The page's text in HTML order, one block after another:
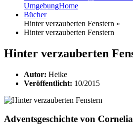
UmgebungHome
Bücher
Hinter verzauberten Fenstern »
Hinter verzauberten Fenstern
Hinter verzauberten
Autor: Heike
Veröffentlicht: 10/2015
Adventsgeschichte von